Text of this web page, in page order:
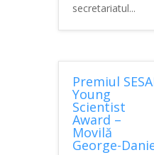
secretariatul...
Premiul
Young
Scientist
Award –
Movilă
George-